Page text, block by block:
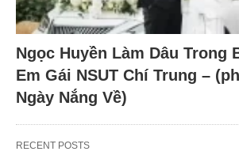
Ngọc Huyền Làm Dâu Trong
Em Gái NSUT Chí Trung –
Ngày Nắng Về)
RECENT POSTS